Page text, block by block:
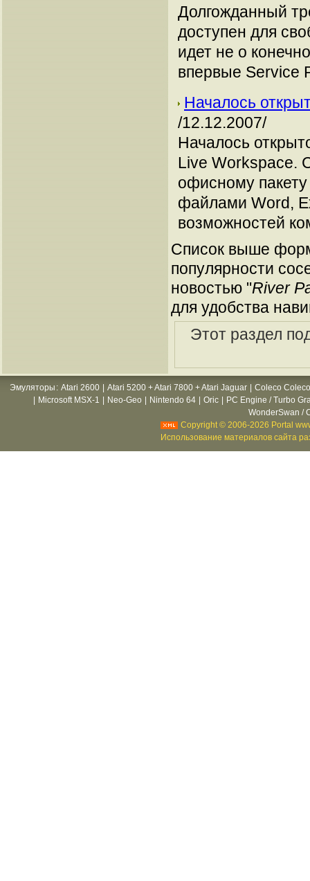
Долгожданный
доступен для
идет не о
впервые Service
Началось
/12.12.2007/
Началось
Live Workspace.
офисному
файлами Word,
возможностей
Список выше
популярности
новостью "River
для удобства
Этот раздел
Эмуляторы : Atari 2600 Atari 5200 + Atari 7800 + Atari Jaguar
Coleco
Microsoft MSX-1 Neo-Geo Nintendo 64 Oric
PC Engine / Turbo
WonderSwan /
Copyright © 2006-2026 Portal
Использование материалов сайта